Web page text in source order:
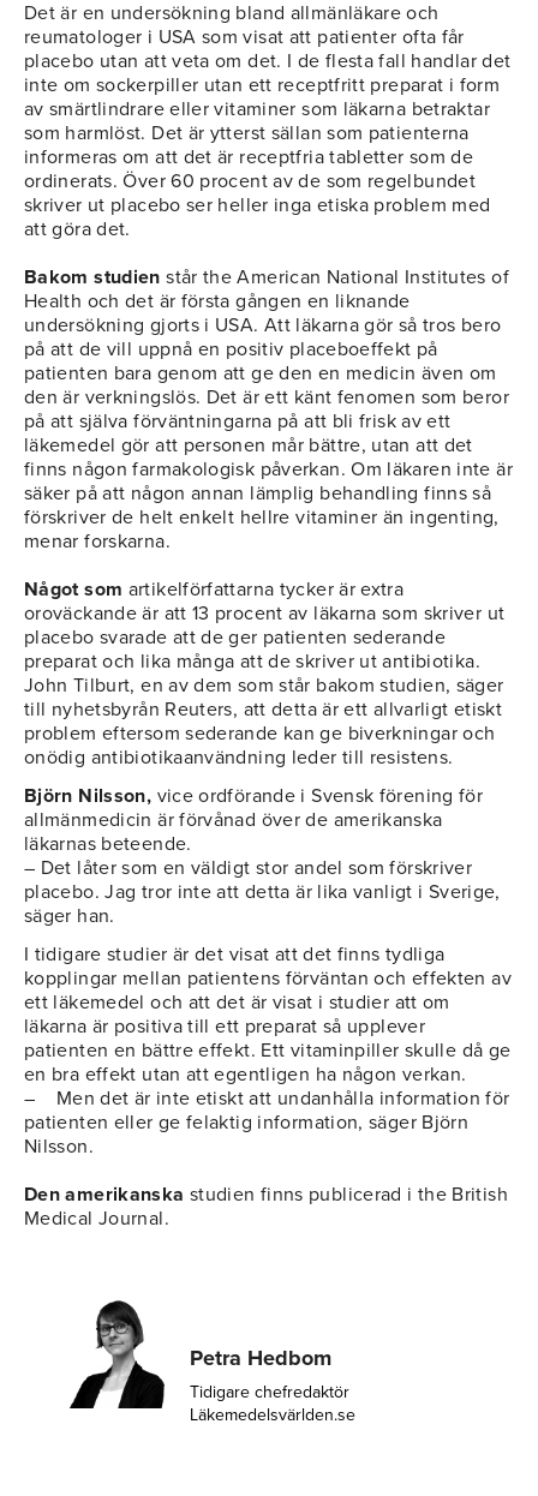
Det är en undersökning bland allmänläkare och
reumatologer i USA som visat att patienter ofta får
placebo utan att veta om det. I de flesta fall handlar det
inte om sockerpiller utan ett receptfritt preparat i form
av smärtlindrare eller vitaminer som läkarna betraktar
som harmlöst. Det är ytterst sällan som patienterna
informeras om att det är receptfria tabletter som de
ordinerats. Över 60 procent av de som regelbundet
skriver ut placebo ser heller inga etiska problem med
att göra det.
Bakom studien står the American National Institutes of
Health och det är första gången en liknande
undersökning gjorts i USA. Att läkarna gör så tros bero
på att de vill uppnå en positiv placeboeffekt på
patienten bara genom att ge den en medicin även om
den är verkningslös. Det är ett känt fenomen som beror
på att själva förväntningarna på att bli frisk av ett
läkemedel gör att personen mår bättre, utan att det
finns någon farmakologisk påverkan. Om läkaren inte är
säker på att någon annan lämplig behandling finns så
förskriver de helt enkelt hellre vitaminer än ingenting,
menar forskarna.
Något som artikelförfattarna tycker är extra
oroväckande är att 13 procent av läkarna som skriver ut
placebo svarade att de ger patienten sederande
preparat och lika många att de skriver ut antibiotika.
John Tilburt, en av dem som står bakom studien, säger
till nyhetsbyrån Reuters, att detta är ett allvarligt etiskt
problem eftersom sederande kan ge biverkningar och
onödig antibiotikaanvändning leder till resistens.
Björn Nilsson, vice ordförande i Svensk förening för
allmänmedicin är förvånad över de amerikanska
läkarnas beteende.
– Det låter som en väldigt stor andel som förskriver
placebo. Jag tror inte att detta är lika vanligt i Sverige,
säger han.
I tidigare studier är det visat att det finns tydliga
kopplingar mellan patientens förväntan och effekten av
ett läkemedel och att det är visat i studier att om
läkarna är positiva till ett preparat så upplever
patienten en bättre effekt. Ett vitaminpiller skulle då ge
en bra effekt utan att egentligen ha någon verkan.
– Men det är inte etiskt att undanhålla information för
patienten eller ge felaktig information, säger Björn
Nilsson.
Den amerikanska studien finns publicerad i the British
Medical Journal.
Petra Hedbom
Tidigare chefredaktör
Läkemedelsvärlden.se